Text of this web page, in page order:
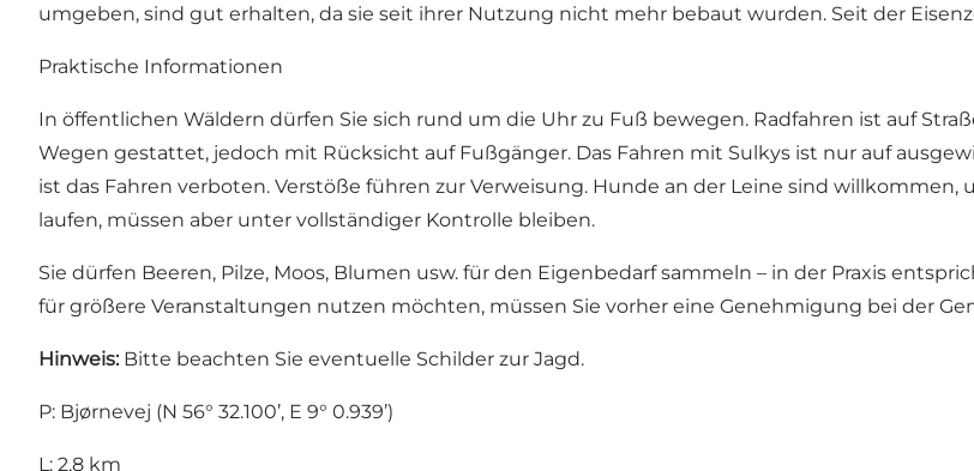
umgeben, sind gut erhalten, da sie seit ihrer Nutzung nicht mehr bebaut wurden. Seit der
Praktische Informationen
In öffentlichen Wäldern dürfen Sie sich rund um die Uhr zu Fuß bewegen. Radfahren ist auf
Wegen gestattet, jedoch mit Rücksicht auf Fußgänger. Das Fahren mit Sulkys ist nur auf
ist das Fahren verboten. Verstöße führen zur Verweisung. Hunde an der Leine sind
laufen, müssen aber unter vollständiger Kontrolle bleiben.
Sie dürfen Beeren, Pilze, Moos, Blumen usw. für den Eigenbedarf sammeln – in der Praxis
für größere Veranstaltungen nutzen möchten, müssen Sie vorher eine Genehmigung bei der
Hinweis: Bitte beachten Sie eventuelle Schilder zur Jagd.
P: Bjørnevej (N 56° 32.100’, E 9° 0.939’)
L: 2,8 km